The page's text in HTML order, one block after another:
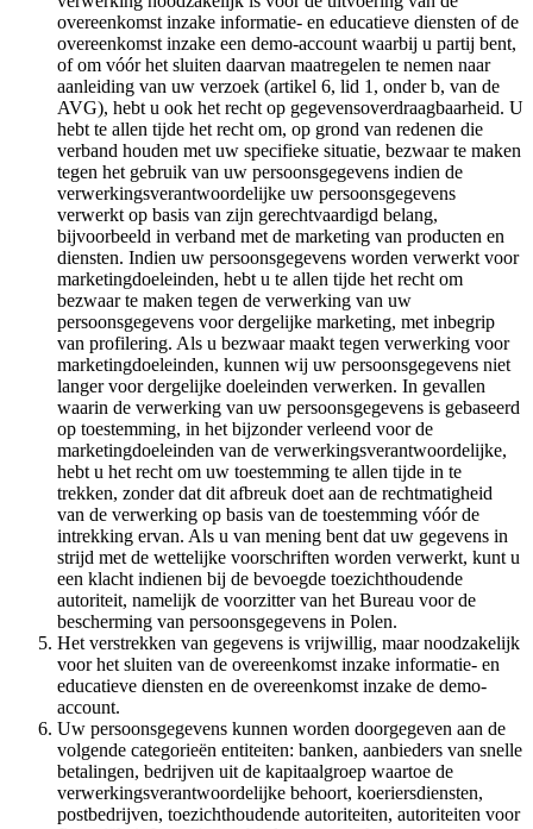
overeenkomst inzake informatie- en educatieve diensten of de
overeenkomst inzake een demo-account waarbij u partij bent,
of om vóór het sluiten daarvan maatregelen te nemen naar
aanleiding van uw verzoek (artikel 6, lid 1, onder b, van de
AVG), hebt u ook het recht op gegevensoverdraagbaarheid. U
hebt te allen tijde het recht om, op grond van redenen die
verband houden met uw specifieke situatie, bezwaar te maken
tegen het gebruik van uw persoonsgegevens indien de
verwerkingsverantwoordelijke uw persoonsgegevens
verwerkt op basis van zijn gerechtvaardigd belang,
bijvoorbeeld in verband met de marketing van producten en
diensten. Indien uw persoonsgegevens worden verwerkt voor
marketingdoeleinden, hebt u te allen tijde het recht om
bezwaar te maken tegen de verwerking van uw
persoonsgegevens voor dergelijke marketing, met inbegrip
van profilering. Als u bezwaar maakt tegen verwerking voor
marketingdoeleinden, kunnen wij uw persoonsgegevens niet
langer voor dergelijke doeleinden verwerken. In gevallen
waarin de verwerking van uw persoonsgegevens is gebaseerd
op toestemming, in het bijzonder verleend voor de
marketingdoeleinden van de verwerkingsverantwoordelijke,
hebt u het recht om uw toestemming te allen tijde in te
trekken, zonder dat dit afbreuk doet aan de rechtmatigheid
van de verwerking op basis van de toestemming vóór de
intrekking ervan. Als u van mening bent dat uw gegevens in
strijd met de wettelijke voorschriften worden verwerkt, kunt u
een klacht indienen bij de bevoegde toezichthoudende
autoriteit, namelijk de voorzitter van het Bureau voor de
bescherming van persoonsgegevens in Polen.
Het verstrekken van gegevens is vrijwillig, maar noodzakelijk
voor het sluiten van de overeenkomst inzake informatie- en
educatieve diensten en de overeenkomst inzake de demo-
account.
Uw persoonsgegevens kunnen worden doorgegeven aan de
volgende categorieën entiteiten: banken, aanbieders van snelle
betalingen, bedrijven uit de kapitaalgroep waartoe de
verwerkingsverantwoordelijke behoort, koeriersdiensten,
postbedrijven, toezichthoudende autoriteiten, autoriteiten voor